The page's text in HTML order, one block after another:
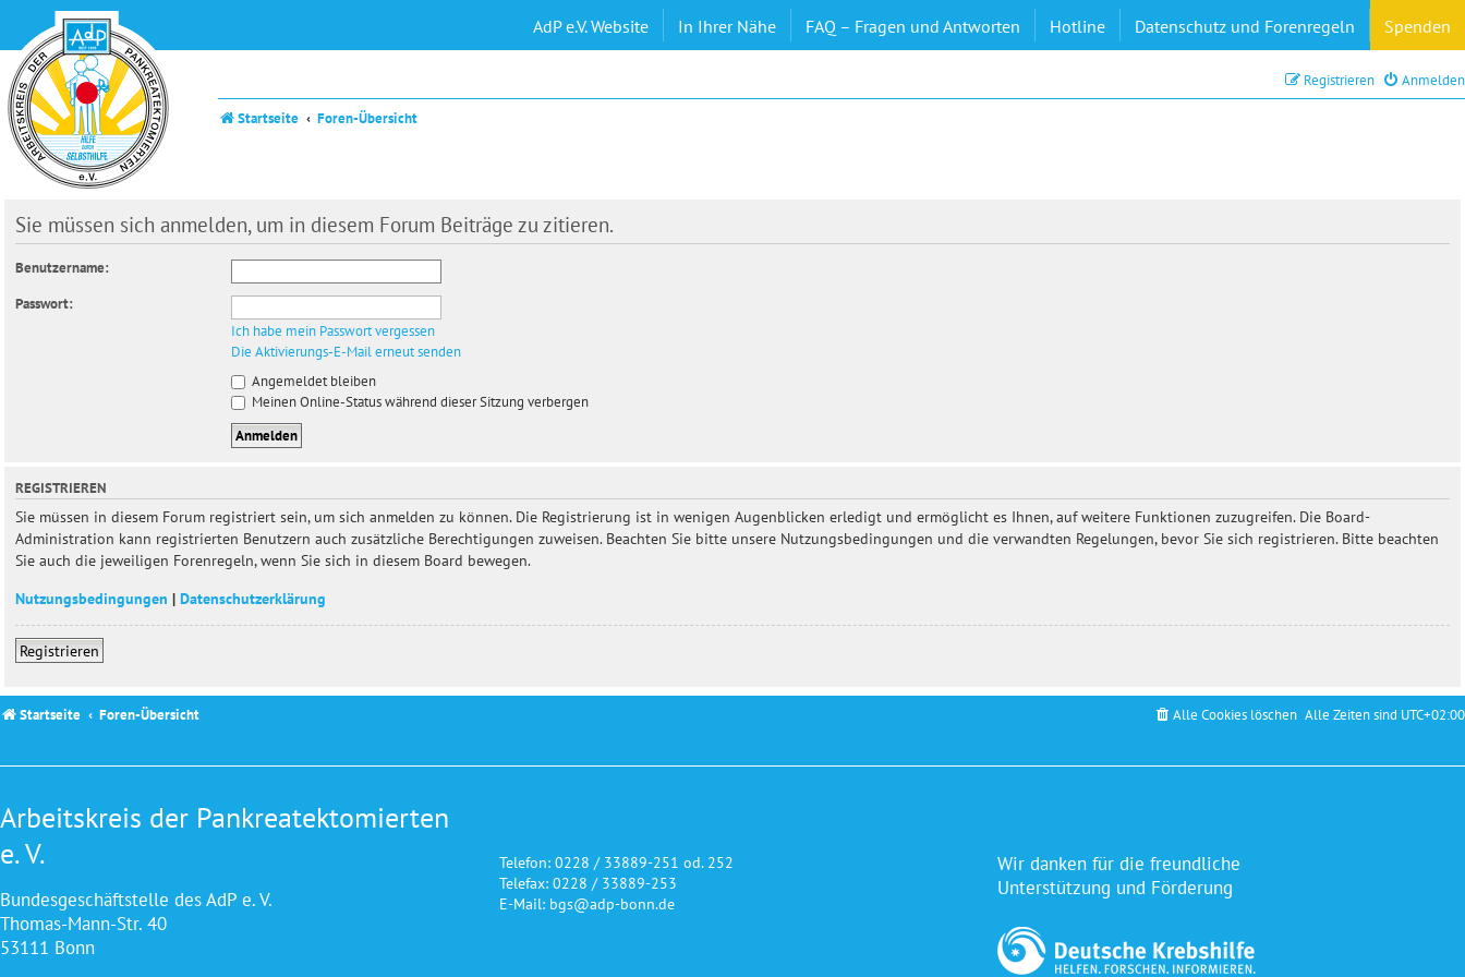
AdP e.V. Website In Ihrer Nähe FAQ – Fragen und Antworten Hotline Datenschutz und Forenregeln Spenden
Anmelden
Registrieren
Startseite Foren-Übersicht
Sie müssen sich anmelden, um in diesem Forum Beiträge zu zitieren.
Benutzername:
Passwort:
Ich habe mein Passwort vergessen
Die Aktivierungs-E-Mail erneut senden
Angemeldet bleiben
Meinen Online-Status während dieser Sitzung verbergen
REGISTRIEREN
Sie müssen in diesem Forum registriert sein, um sich anmelden zu können. Die Registrierung ist in wenigen Augenblicken erledigt und ermöglicht es Ihnen, auf weitere Funktionen zuzugreifen. Die Board-
Administration kann registrierten Benutzern auch zusätzliche Berechtigungen zuweisen. Beachten Sie bitte unsere Nutzungsbedingungen und die verwandten Regelungen, bevor Sie sich registrieren. Bitte beachten
Sie auch die jeweiligen Forenregeln, wenn Sie sich in diesem Board bewegen.
Nutzungsbedingungen | Datenschutzerklärung
Registrieren
Startseite Foren-Übersicht Alle Zeiten sind UTC+02:00
Alle Cookies löschen
Arbeitskreis der Pankreatektomierten
e. V.
Bundesgeschäftstelle des AdP e. V.
Thomas-Mann-Str. 40
53111 Bonn
Telefon: 0228 / 33889-251 od. 252
Telefax: 0228 / 33889-253
E-Mail: bgs@adp-bonn.de
Wir danken für die freundliche
Unterstützung und Förderung